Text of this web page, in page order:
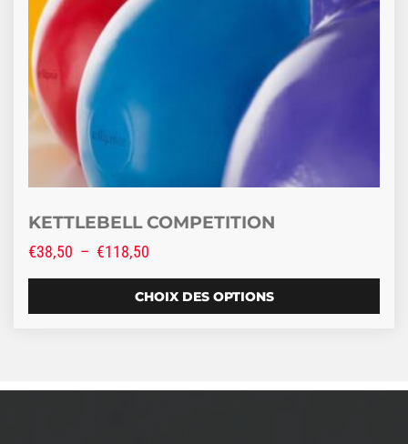
KETTLEBELL COMPETITION
€38,50 – €118,50
CHOIX DES OPTIONS